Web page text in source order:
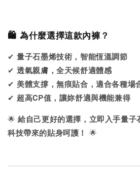
🛍 為什麼選擇這款內褲？
✔量子石墨烯技術，智能恆溫調節
✔透氣親膚，全天候舒適體感
✔美體支撐，無痕貼合，適合各種場
✔ 超高CP值，讓妳舒適與機能兼得
🌟給自己更好的選擇，立即入手量子
科技帶來的貼身呵護！
🌟